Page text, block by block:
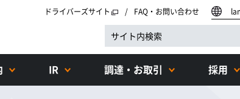
ドライバーズサイト FAQ・お問い合わせ
IR 調達・お取引 採用